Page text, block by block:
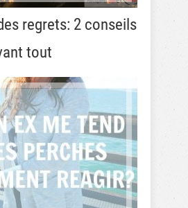
regrets: 2 conseils
tout